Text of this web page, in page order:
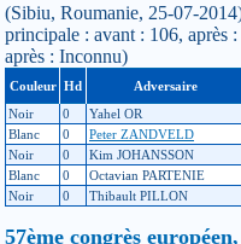
(Sibiu, Roumanie, 25-07-
principale : avant : 106, après
après : Inconnu)
Couleur Hd Adversaire
Noir
0 Yahel OR
Blanc
0 Peter ZANDVELD
Noir
0 Kim JOHANSSON
Blanc
0 Octavian PARTENIE
Noir
0 Thibault PILLON
57ème congrès